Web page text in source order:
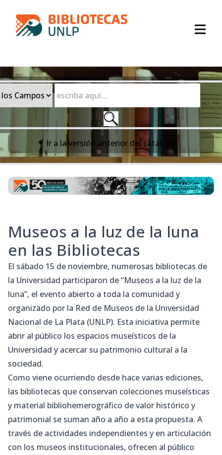
Ir a laversión anterior del catálogo
Museos a la luz de la luna
en las Bibliotecas
El sábado 15 de noviembre, numerosas bibliotecas de
la Universidad participaron de “Museos a la luz de la
luna”, el evento abierto a toda la comunidad y
organizado por la Red de Museos de la Universidad
Nacional de La Plata (UNLP). Esta iniciativa permite
abrir al público los espacios museísticos de la
Universidad y acercar su patrimonio cultural a la
sociedad.
Como viene ocurriendo desde hace varias ediciones,
las bibliotecas que conservan colecciones museísticas
y material bibliohemerográfico de valor histórico y
patrimonial se suman año a año a esta propuesta. A
través de actividades independientes y en articulación
con los museos institucionales, ofrecen al público